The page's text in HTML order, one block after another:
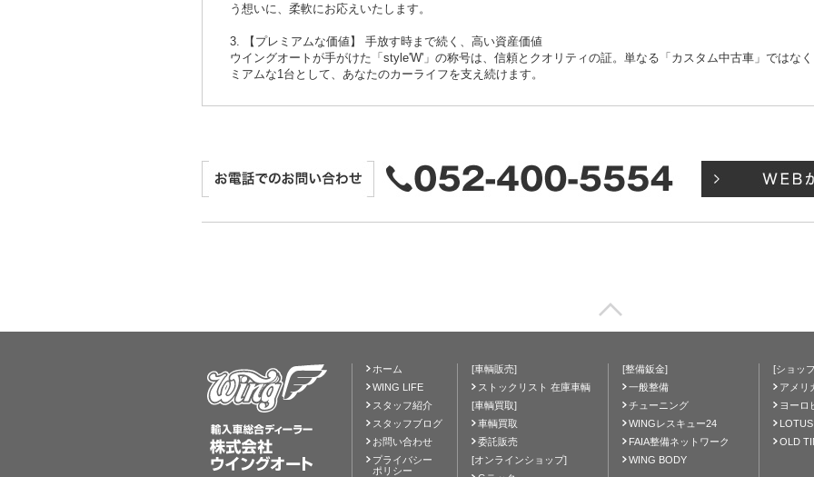
う想いに、柔軟にお応えいたします。
3. 【プレミアムな価値】 手放す時まで続く、高い資産価値
ウイングオートが手がけた「style'W'」の称号は、信頼とクオリティの証。単なる「カスタム中古車」ではな
ミアムな1台として、あなたのカーライフを支え続けます。
ホーム
WING LIFE
スタッフ紹介
スタッフブログ
お問い合わせ
プライバシー
ポリシー
[車輌販売]
ストックリスト 在庫車輌
[車輌買取]
車輌買取
委託販売
[オンラインショップ]
[整備鈑金]
一般整備
チューニング
WINGレスキュー24
FAIA整備ネットワーク
WING BODY
[ショッ
アメリ
ヨーロ
OLD